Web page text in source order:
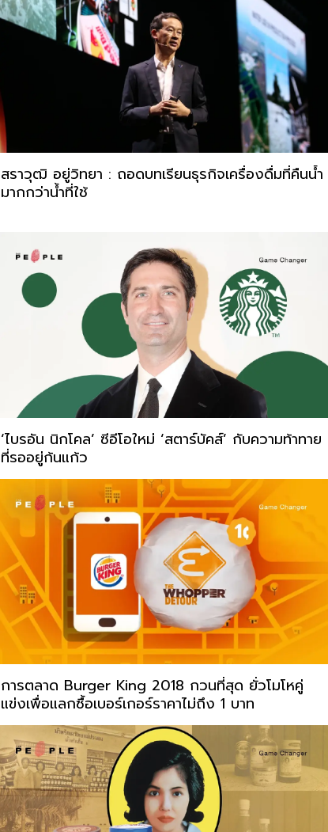
สราวุฒิ อยู่วิทยา : ถอดบทเรียนธุรกิจเครื่องดื่มที่คืนน้ำ
มากกว่าน้ำที่ใช้
‘ไบรอัน นิกโคล’ ซีอีโอใหม่ ‘สตาร์บัคส์’ กับความท้าทาย
ที่รออยู่ก้นแก้ว
การตลาด Burger King 2018 กวนที่สุด ยั่วโมโหคู่
แข่งเพื่อแลกซื้อเบอร์เกอร์ราคาไม่ถึง 1 บาท